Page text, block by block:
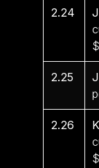
2.24
2.25
2.26